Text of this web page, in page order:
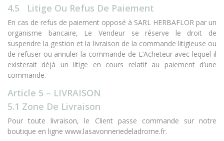
4.5 Litige Ou Refus De Paiement
En cas de refus de paiement opposé à SARL HERBAFLOR par un
organisme bancaire, Le Vendeur se réserve le droit de
suspendre la gestion et la livraison de la commande litigieuse ou
de refuser ou annuler la commande de L’Acheteur avec lequel il
existerait déjà un litige en cours relatif au paiement d’une
commande.
Article 5 – LIVRAISON
5.1 Zone De Livraison
Pour toute livraison, le Client passe commande sur notre
boutique en ligne www.lasavonneriedeladrome.fr.